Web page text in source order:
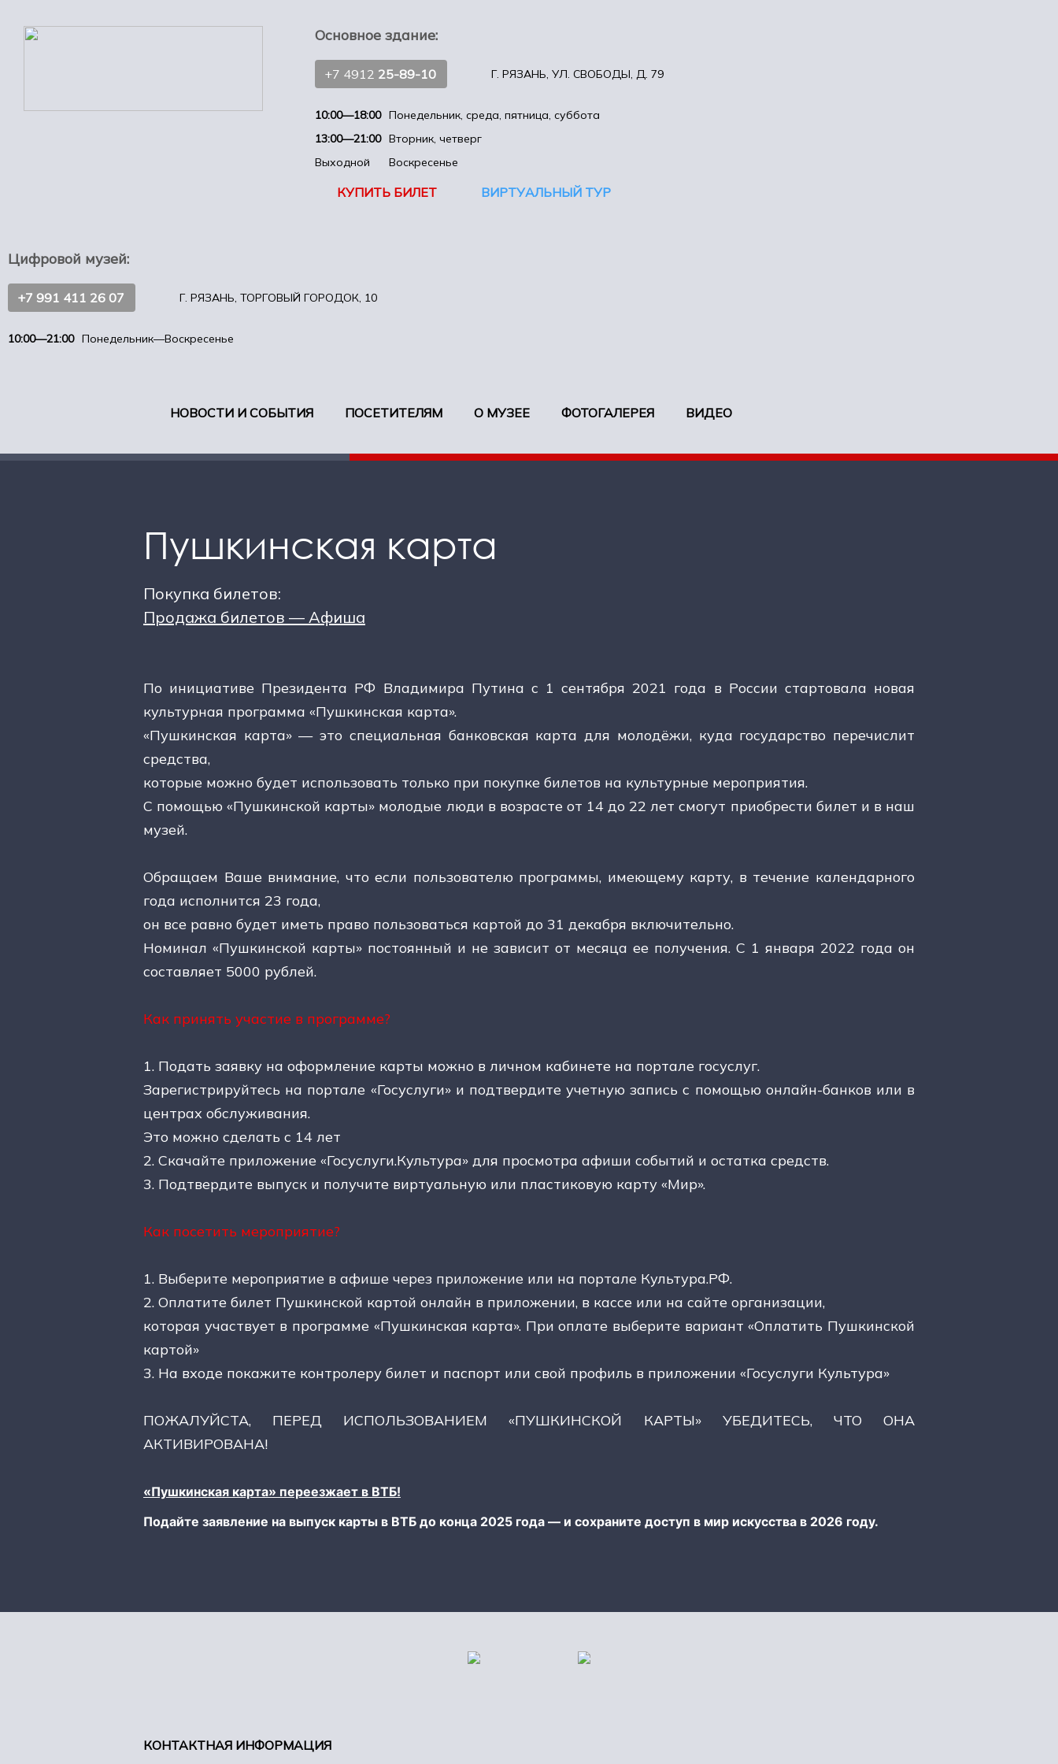
Основное здание:
+7 4912 25-89-10 Г. РЯЗАНЬ, УЛ. СВОБОДЫ, Д. 79
10:00—18:00 Понедельник, среда, пятница, суббота
13:00—21:00 Вторник, четверг
Выходной
Воскресенье
КУПИТЬ БИЛЕТ ВИРТУАЛЬНЫЙ ТУР
Цифровой музей:
+7 991 411 26 07 Г. РЯЗАНЬ, ТОРГОВЫЙ ГОРОДОК, 10
10:00—21:00 Понедельник—Воскресенье
НОВОСТИ И СОБЫТИЯ ПОСЕТИТЕЛЯМ О МУЗЕЕ ФОТОГАЛЕРЕЯ ВИДЕО
Пушкинская карта
Покупка билетов:
Продажа билетов — Афиша
По инициативе Президента РФ Владимира Путина с 1 сентября 2021 года в России стартовала новая
культурная программа «Пушкинская карта».
«Пушкинская карта» — это специальная банковская карта для молодёжи, куда государство перечислит
средства,
которые можно будет использовать только при покупке билетов на культурные мероприятия.
С помощью «Пушкинской карты» молодые люди в возрасте от 14 до 22 лет смогут приобрести билет и в наш
музей.
Обращаем Ваше внимание, что если пользователю программы, имеющему карту, в течение календарного
года исполнится 23 года,
он все равно будет иметь право пользоваться картой до 31 декабря включительно.
Номинал «Пушкинской карты» постоянный и не зависит от месяца ее получения. С 1 января 2022 года он
составляет 5000 рублей.
Как принять участие в программе?
1. Подать заявку на оформление карты можно в личном кабинете на портале госуслуг.
Зарегистрируйтесь на портале «Госуслуги» и подтвердите учетную запись с помощью онлайн-банков или в
центрах обслуживания.
Это можно сделать с 14 лет
2. Скачайте приложение «Госуслуги.Культура» для просмотра афиши событий и остатка средств.
3. Подтвердите выпуск и получите виртуальную или пластиковую карту «Мир».
Как посетить мероприятие?
1. Выберите мероприятие в афише через приложение или на портале Культура.РФ.
2. Оплатите билет Пушкинской картой онлайн в приложении, в кассе или на сайте организации,
которая участвует в программе «Пушкинская карта». При оплате выберите вариант «Оплатить Пушкинской
картой»
3. На входе покажите контролеру билет и паспорт или свой профиль в приложении «Госуслуги Культура»
ПОЖАЛУЙСТА, ПЕРЕД ИСПОЛЬЗОВАНИЕМ «ПУШКИНСКОЙ КАРТЫ» УБЕДИТЕСЬ, ЧТО ОНА
АКТИВИРОВАНА!
«Пушкинская карта» переезжает в ВТБ!
Подайте заявление на выпуск карты в ВТБ до конца 2025 года — и сохраните доступ в мир искусства в 2026 году.
КОНТАКТНАЯ ИНФОРМАЦИЯ